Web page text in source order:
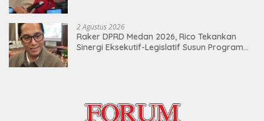
2 Agustus 2026
Raker DPRD Medan 2026, Rico Tekankan
Sinergi Eksekutif-Legislatif Susun Program